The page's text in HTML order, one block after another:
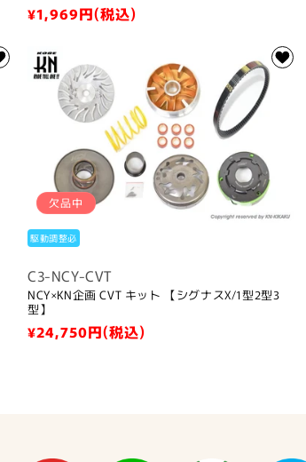
通
価
格
¥1,969円(税込)
欠品中
駆動調整必
C3-NCY-CVT
NCY×KN企画 CVT キット 【シグナスX/1型2型3
型】
通
¥24,750円(税込)